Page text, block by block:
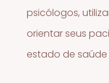
psicólogos,
orientar seus
estado de saúde